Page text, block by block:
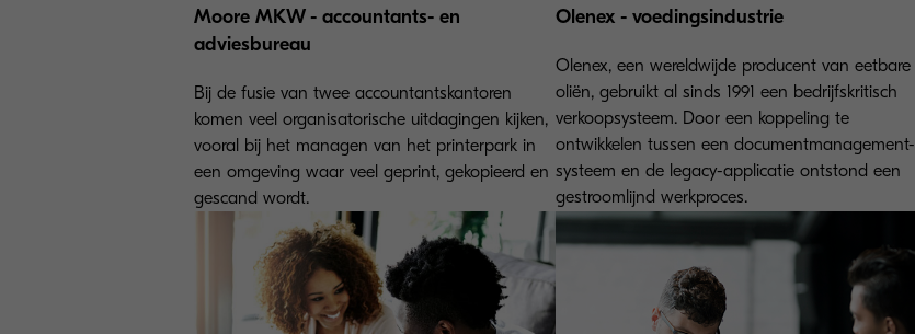
Moore MKW - accountants- en
adviesbureau
Bij de fusie van twee accountantskantoren
komen veel organisatorische uitdagingen kijken,
vooral bij het managen van het printerpark in
een omgeving waar veel geprint, gekopieerd en
gescand wordt.
Olenex - voedingsindustrie
Olenex, een wereldwijde producent van eetbare
oliën, gebruikt al sinds 1991 een bedrijfskritisch
verkoopsysteem. Door een koppeling te
ontwikkelen tussen een documentmanagement-
systeem en de legacy-applicatie ontstond een
gestroomlijnd werkproces.